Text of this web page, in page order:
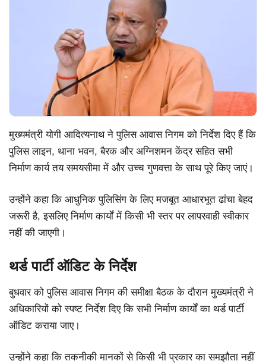
मुख्यमंत्री योगी आदित्यनाथ ने पुलिस आवास निगम को निर्देश दिए हैं कि
पुलिस लाइन, थाना भवन, बैरक और अग्निशमन केंद्र सहित सभी
निर्माण कार्य तय समयसीमा में और उच्च गुणवत्ता के साथ पूरे किए जाएं।
उन्होंने कहा कि आधुनिक पुलिसिंग के लिए मजबूत आधारभूत ढांचा बेहद
जरूरी है, इसलिए निर्माण कार्यों में किसी भी स्तर पर लापरवाही स्वीकार
नहीं की जाएगी।
थर्ड पार्टी ऑडिट के निर्देश
बुधवार को पुलिस आवास निगम की समीक्षा बैठक के दौरान मुख्यमंत्री ने
अधिकारियों को स्पष्ट निर्देश दिए कि सभी निर्माण कार्यों का थर्ड पार्टी
ऑडिट कराया जाए।
उन्होंने कहा कि तकनीकी मानकों से किसी भी प्रकार का समझौता नहीं